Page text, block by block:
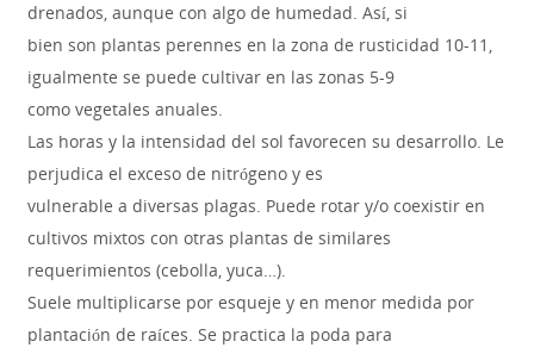
drenados, aunque con algo de humedad. Así, si
bien son plantas perennes en la zona de rusticidad 10-11,
igualmente se puede cultivar en las zonas 5-9
como vegetales anuales.
Las horas y la intensidad del sol favorecen su desarrollo. Le
perjudica el exceso de nitrógeno y es
vulnerable a diversas plagas. Puede rotar y/o coexistir en
cultivos mixtos con otras plantas de similares
requerimientos (cebolla, yuca…).
Suele multiplicarse por esqueje y en menor medida por
plantación de raíces. Se practica la poda para